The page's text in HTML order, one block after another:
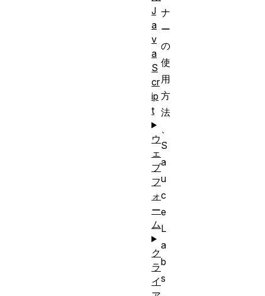
ナ
ー
の
使
用
方
法
S
a
u
c
e
L
a
b
s
J
a
v
a
S
cr
ip
t
ウ
ェ
ブ
フ
ォ
ー
ム
ク
ラ
イ